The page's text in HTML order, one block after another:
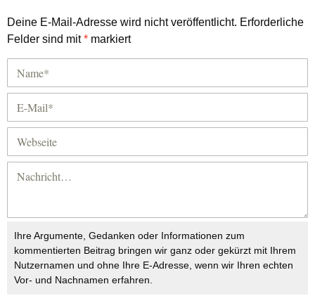
Deine E-Mail-Adresse wird nicht veröffentlicht. Erforderliche
Felder sind mit* markiert
Ihre Argumente, Gedanken oder Informationen zum
kommentierten Beitrag bringen wir ganz oder gekürzt mit Ihrem
Nutzernamen und ohne Ihre E-Adresse, wenn wir Ihren echten
Vor- und Nachnamen erfahren.